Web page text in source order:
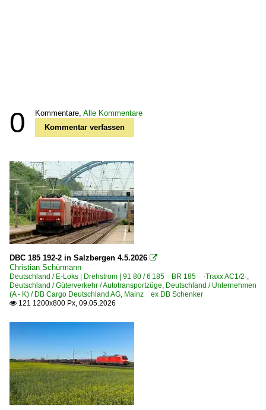
0 Kommentare, Alle Kommentare
Kommentar verfassen
DBC 185 192-2 in Salzbergen 4.5.2026 
Christian Schürmann
Deutschland / E-Loks | Drehstrom | 91 80 / 6 185 BR 185 ·Traxx AC1/2·,
Deutschland / Güterverkehr / Autotransportzüge, Deutschland / Unternehmen
(A - K) / DB Cargo Deutschland AG, Mainz ex DB Schenker
 121 1200x800 Px, 09.05.2026